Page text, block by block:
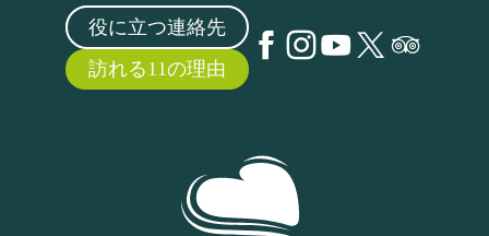
役に立つ連絡先
訪れる11の理由